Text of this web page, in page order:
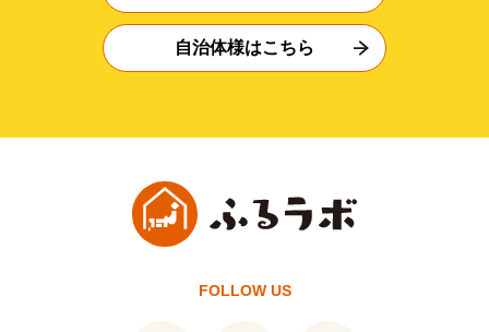
自治体様はこちら
FOLLOW US